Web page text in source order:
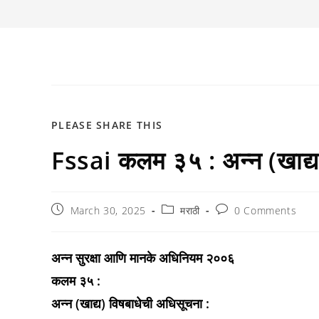
PLEASE SHARE THIS
THIS
Fssai कलम ३५ : अन्न
PostMarch 30, 2025
Postमराठी
Post0 Comments
अन्न सुरक्षा आणि मानके अधिनियम २००६
कलम ३५ :
अन्न (खाद्य) विषबाधेची अधिसूचना :